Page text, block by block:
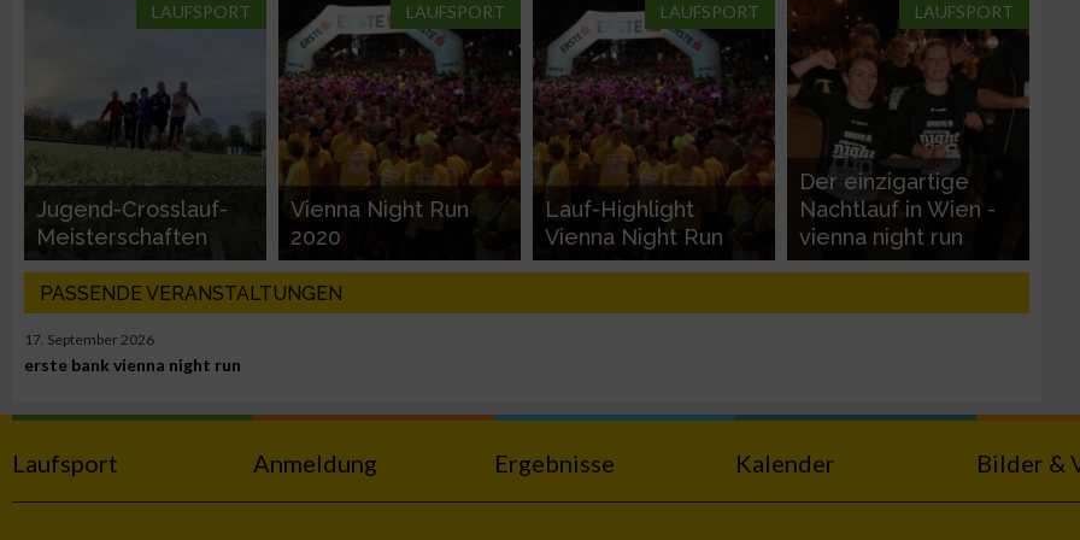
LAUFSPORT
Jugend-Crosslauf-
Meisterschaften
LAUFSPORT
Vienna Night Run
2020
LAUFSPORT
Lauf-Highlight
Vienna Night Run
LAUFSPORT
Der einzigartige
Nachtlauf in Wien -
vienna night run
PASSENDE VERANSTALTUNGEN
17. September 2026
erste bank vienna night run
Laufsport Anmeldung Ergebnisse Kalender Bilder &
Funktional
Werbung